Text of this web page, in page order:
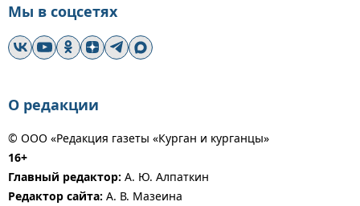
Мы в соцсетях
О редакции
© ООО «Редакция газеты «Курган и курганцы»
16+
Главный редактор: А. Ю. Алпаткин
Редактор сайта: А. В. Мазеина